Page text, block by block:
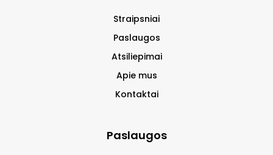
Straipsniai
Paslaugos
Atsiliepimai
Apie mus
Kontaktai
Paslaugos